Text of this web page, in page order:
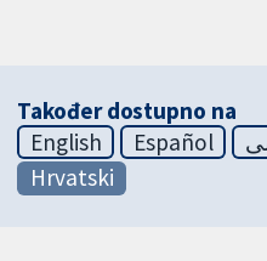
Također dostupno na
English
Español
Hrvatski